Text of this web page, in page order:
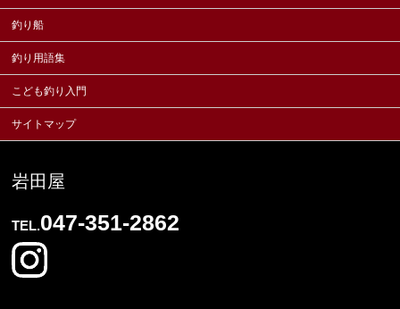
釣り船
釣り用語集
こども釣り入門
サイトマップ
岩田屋
TEL.047-351-2862